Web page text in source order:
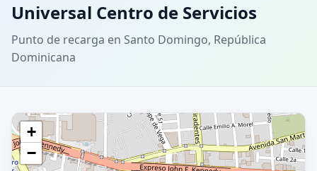
Universal Centro de Servicios
Punto de recarga en Santo Domingo, República
Dominicana
+
−